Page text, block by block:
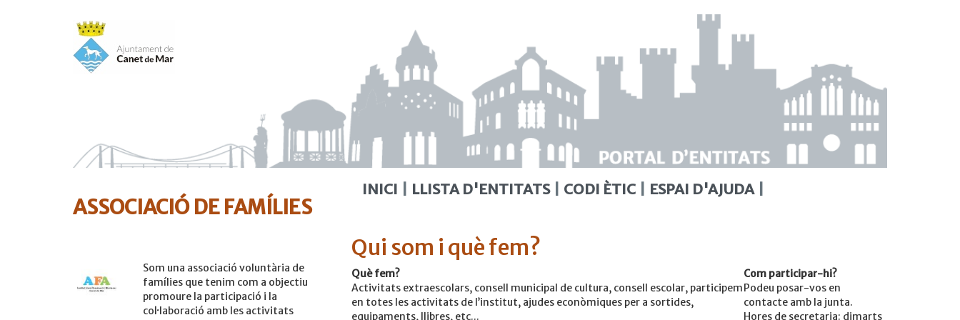
ASSOCIACIÓ DE FAMÍLIES
Som una associació voluntària de
famílies que tenim com a objectiu
promoure la participació i la
coŀlaboració amb les activitats
INICI LLISTA D'ENTITATS CODI ÈTIC ESPAI D'AJUDA
Qui som i què fem?
Què fem?
Activitats extraescolars, consell municipal de cultura, consell escolar, participem
en totes les activitats de l’institut, ajudes econòmiques per a sortides,
equipaments, llibres, etc...
Com participar-hi?
Podeu posar-vos en
contacte amb la junta.
Hores de secretaria: dimarts